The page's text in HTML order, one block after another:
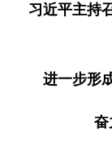
习近平主持
进一步形
奋